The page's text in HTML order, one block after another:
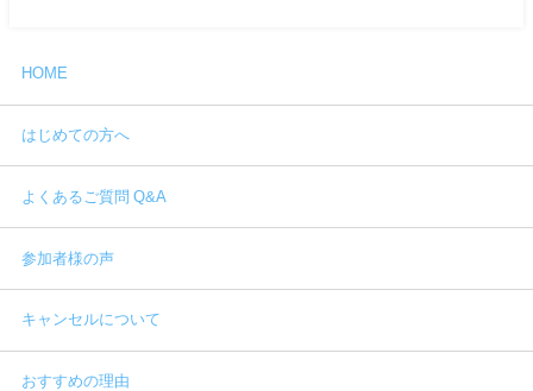
HOME
はじめての方へ
よくあるご質問 Q&A
参加者様の声
キャンセルについて
おすすめの理由